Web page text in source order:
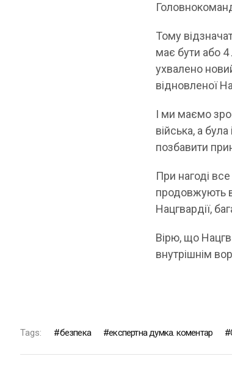
Тому
має бути або 4
ухвалено
відновленої
І ми маємо
війська, а
позбавити
При нагоді
продовжують
Нацгвардії,
Вірю, що
внутрішнім
Tags: безпека експертна думка. коментар